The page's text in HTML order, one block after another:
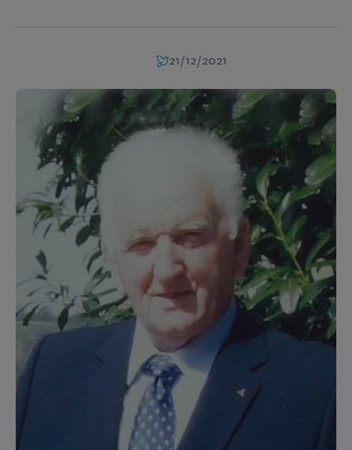
21/12/2021